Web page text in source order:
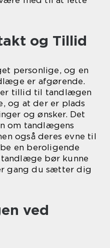
og Tillid
personlige, og en
er afgørende.
tillid til tandlægen
og at der er plads
og ønsker. Det
om tandlægens
også deres evne til
en beroligende
bør kunne
gang du sætter dig
ved